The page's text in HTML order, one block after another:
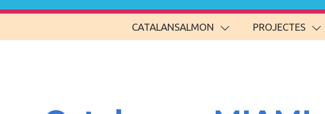
CATALANSALMON PROJECTES